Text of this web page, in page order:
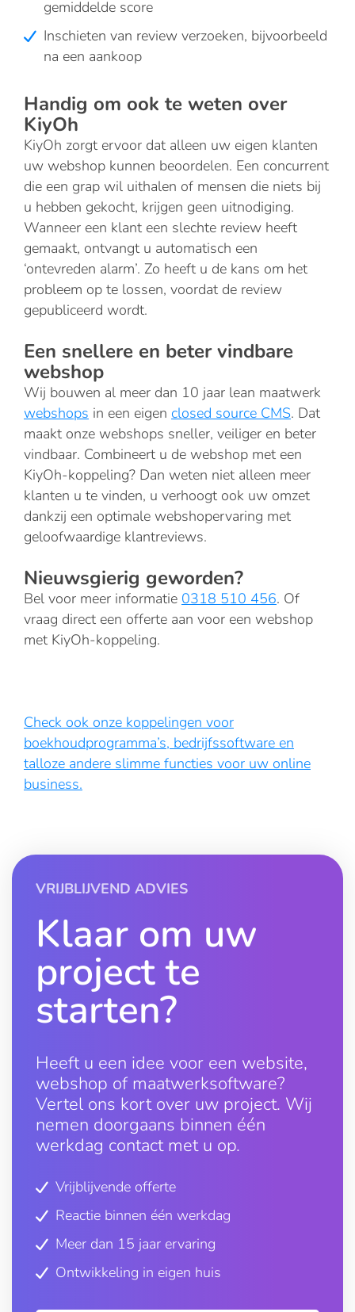
gemiddelde score
Inschieten van review verzoeken, bijvoorbeeld
na een aankoop
Handig om ook te weten over
KiyOh
KiyOh zorgt ervoor dat alleen uw eigen klanten
uw webshop kunnen beoordelen. Een concurrent
die een grap wil uithalen of mensen die niets bij
u hebben gekocht, krijgen geen uitnodiging.
Wanneer een klant een slechte review heeft
gemaakt, ontvangt u automatisch een
‘ontevreden alarm’. Zo heeft u de kans om het
probleem op te lossen, voordat de review
gepubliceerd wordt.
Een snellere en beter vindbare
webshop
Wij bouwen al meer dan 10 jaar lean maatwerk
webshops in een eigen closed source CMS. Dat
maakt onze webshops sneller, veiliger en beter
vindbaar. Combineert u de webshop met een
KiyOh-koppeling? Dan weten niet alleen meer
klanten u te vinden, u verhoogt ook uw omzet
dankzij een optimale webshopervaring met
geloofwaardige klantreviews.
Nieuwsgierig geworden?
Bel voor meer informatie 0318 510 456. Of
vraag direct een offerte aan voor een webshop
met KiyOh-koppeling.
Check ook onze koppelingen voor
boekhoudprogramma’s, bedrijfssoftware en
talloze andere slimme functies voor uw online
business.
VRIJBLIJVEND ADVIES
Klaar om uw
project te
starten?
Heeft u een idee voor een website,
webshop of maatwerksoftware?
Vertel ons kort over uw project. Wij
nemen doorgaans binnen één
werkdag contact met u op.
Vrijblijvende offerte
Reactie binnen één werkdag
Meer dan 15 jaar ervaring
Ontwikkeling in eigen huis